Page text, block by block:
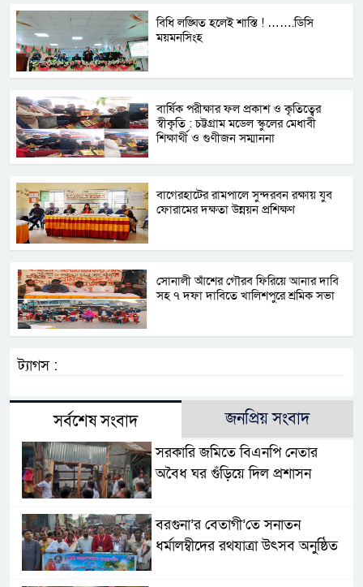
বিধি লঙ্ঘিত হলেই শাস্তি ! …….ডিসি
ময়মনসিংহ
বার্ষিক পরীক্ষার ফল প্রকাশ ও কৃতিত্বের
স্বীকৃতি : চট্টগ্রাম মডেল স্কুলের মেধাবী
শিক্ষার্থী ও গুণীজন সম্মাননা
বাগেরহাটের রামপালে সুন্দরবন রক্ষায় যুব
ফোরামের দক্ষতা উন্নয়ন প্রশিক্ষণ
সোনালী আঁশের গৌরব ফিরিয়ে আনার দাবি
সহ ৭ দফা দাবিতে খালিশপুরে শ্রমিক সভা
ট্যাগস :
সর্বশেষ সংবাদ জনপ্রিয় সংবাদ
সরকারি জমিতে বিএনপি নেতার
অবৈধ ঘর গুঁড়িয়ে দিল প্রশাসন
বরগুনা’র বেতাগী’তে সনাতন
ধর্মালম্বীদের রথযাত্রা উৎসব অনুষ্ঠিত